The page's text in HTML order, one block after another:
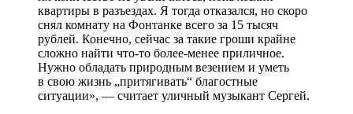
квартиры в разъездах. Я тогда отказался, но скоро
снял комнату на Фонтанке всего за 15 тысяч
рублей. Конечно, сейчас за такие гроши крайне
сложно найти что-то более-менее приличное.
Нужно обладать природным везением и уметь
в свою жизнь „притягивать“ благостные
ситуации», — считает уличный музыкант Сергей.